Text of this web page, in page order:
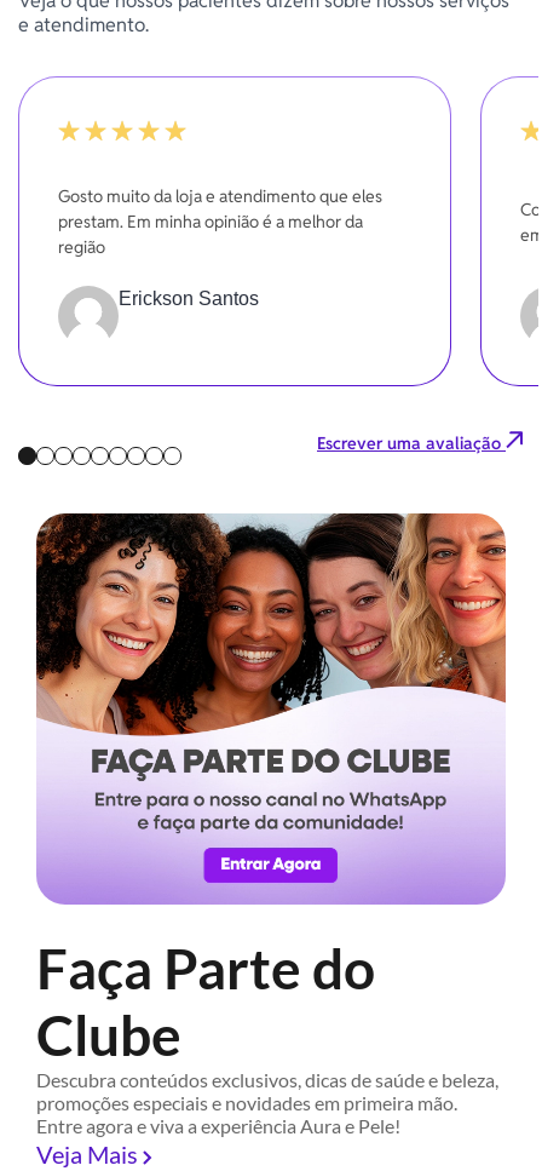
e atendimento.
Gosto muito da loja e atendimento que eles
prestam. Em minha opinião é a melhor da
região
Erickson Santos
Escrever uma avaliação
Faça Parte do
Clube
Descubra conteúdos exclusivos, dicas de saúde e beleza,
promoções especiais e novidades em primeira mão.
Entre agora e viva a experiência Aura e Pele!
Veja Mais